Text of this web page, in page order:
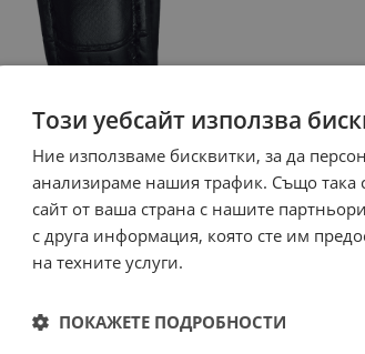
Този уебсайт използва
Ние използваме бисквитки, за да
анализираме нашия трафик. Също така
сайт от ваша страна с нашите
с друга информация, която сте им
на техните услуги.
ПОКАЖЕТЕ ПОДРОБНОСТИ